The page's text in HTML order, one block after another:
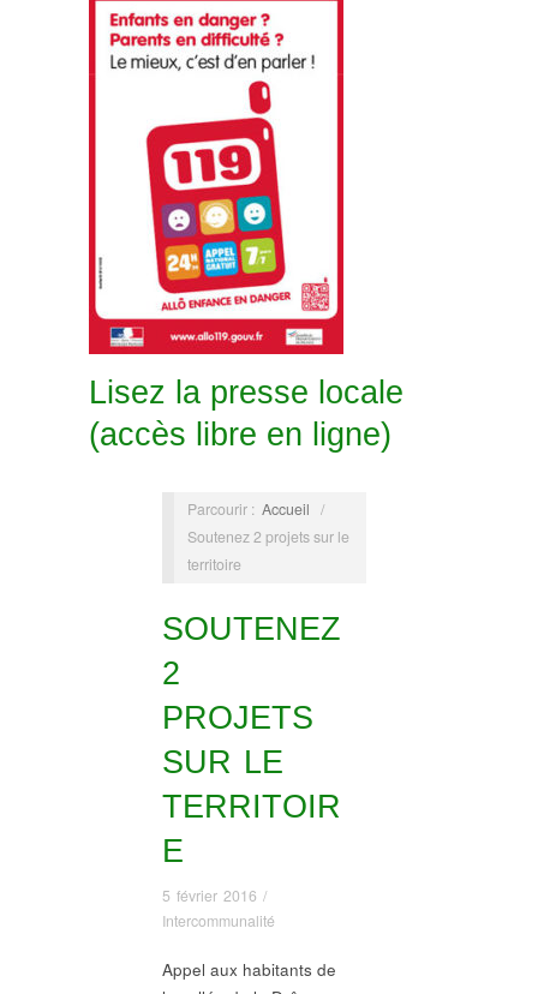
Lisez la presse locale
(accès libre en ligne)
Parcourir : Accueil /
Soutenez 2 projets sur le
territoire
SOUTENEZ
2
PROJETS
SUR LE
TERRITOIR
E
5 février 2016 /
Intercommunalité
Appel aux habitants de